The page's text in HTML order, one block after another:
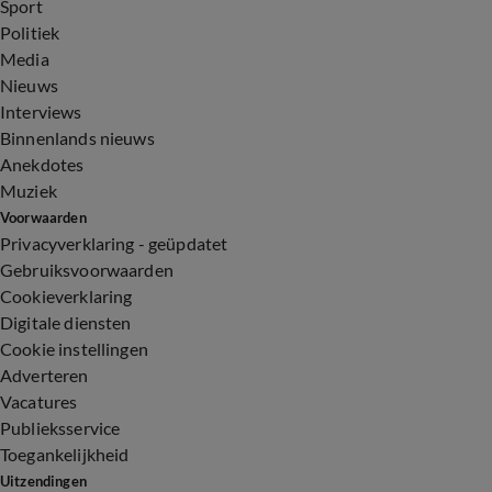
Sport
Politiek
Media
Nieuws
Interviews
Binnenlands nieuws
Anekdotes
Muziek
Voorwaarden
Privacyverklaring - geüpdatet
Gebruiksvoorwaarden
Cookieverklaring
Digitale diensten
Cookie instellingen
Adverteren
Vacatures
Publieksservice
Toegankelijkheid
Uitzendingen